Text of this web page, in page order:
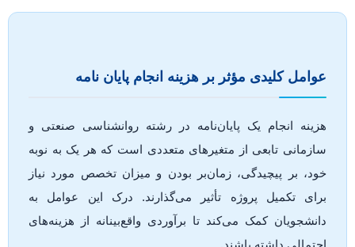
عوامل کلیدی مؤثر بر هزینه انجام پایان نامه
هزینه انجام یک پایان‌نامه در رشته روانشناسی صنعتی و
سازمانی تابعی از متغیرهای متعددی است که هر یک به نوبه
خود، بر پیچیدگی، زمان‌بر بودن و میزان تخصص مورد نیاز
برای تکمیل پروژه تأثیر می‌گذارند. درک این عوامل به
دانشجویان کمک می‌کند تا برآوردی واقع‌بینانه از هزینه‌های
احتمالی داشته باشند.